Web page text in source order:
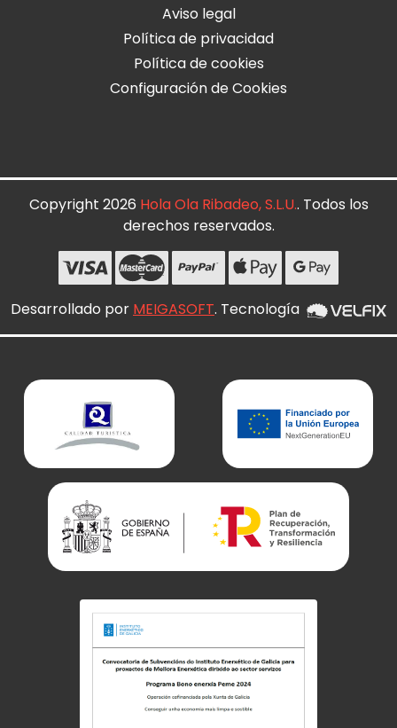
Aviso legal
Política de privacidad
Política de cookies
Configuración de Cookies
Copyright 2026 Hola Ola Ribadeo, S.L.U.. Todos los
derechos reservados.
Desarrollado por MEIGASOFT. Tecnología